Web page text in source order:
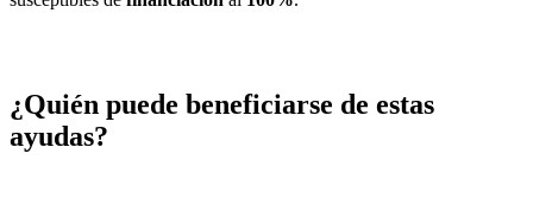
¿Quién puede beneficiarse de estas
ayudas?